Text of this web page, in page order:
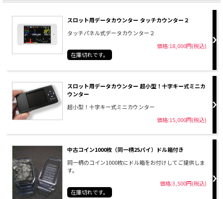
スロット用データカウンター タッチカウンター２
タッチパネル式データカウンター２
価格:18,000円(税込)
在庫切れです。
スロット用データカウンター 超小型！十字キー式ミニカ
ウンター
超小型！十字キー式ミニカウンター
価格:15,000円(税込)
中古コイン1000枚（同一柄25パイ）ドル箱付き
同一柄のコイン1000枚にドル箱をお付けしてご提供しま
す。
価格:3,500円(税込)
在庫切れです。